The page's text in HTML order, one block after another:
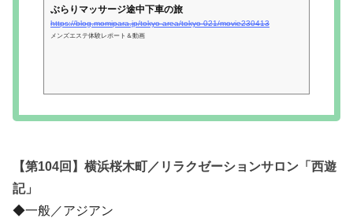
ぶらりマッサージ途中下車の旅
https://blog.momipara.jp/tokyo-area/tokyo-021/movie230413
メンズエステ体験レポート＆動画
【第104回】横浜桜木町／リラクゼーションサロン「西遊
記」
◆一般／アジアン